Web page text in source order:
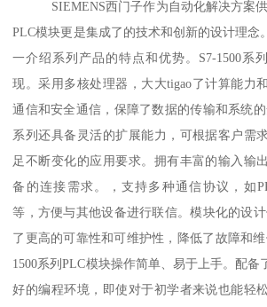
SIEMENS西门子作为自动化解决方案供
PLC模块更是集成了的技术和创新的设计理念
一介绍系列产品的特点和优势。S7-1500系
现。采用多核处理器，大大tigao了计算能力
通信和安全通信，保障了数据的传输和系统
系列还具备灵活的扩展能力，可根据客户需
足不断变化的应用要求。拥有丰富的输入输
备的连接需求。，支持多种通信协议，如
等，方便与其他设备进行联信。模块化的设
了更高的可靠性和可维护性，降低了故障和
1500系列PLC模块操作简单、易于上手。配备
好的编程环境，即使对于初学者来说也能轻